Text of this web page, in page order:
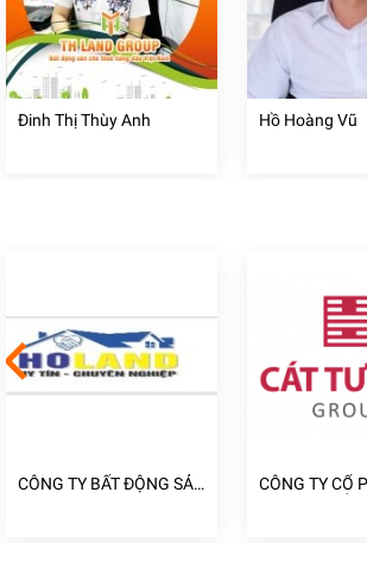
Đinh Thị Thùy Anh Hồ Hoàng Vũ
CÔNG TY BẤT ĐỘNG SẢN
CÔNG TY CỔ